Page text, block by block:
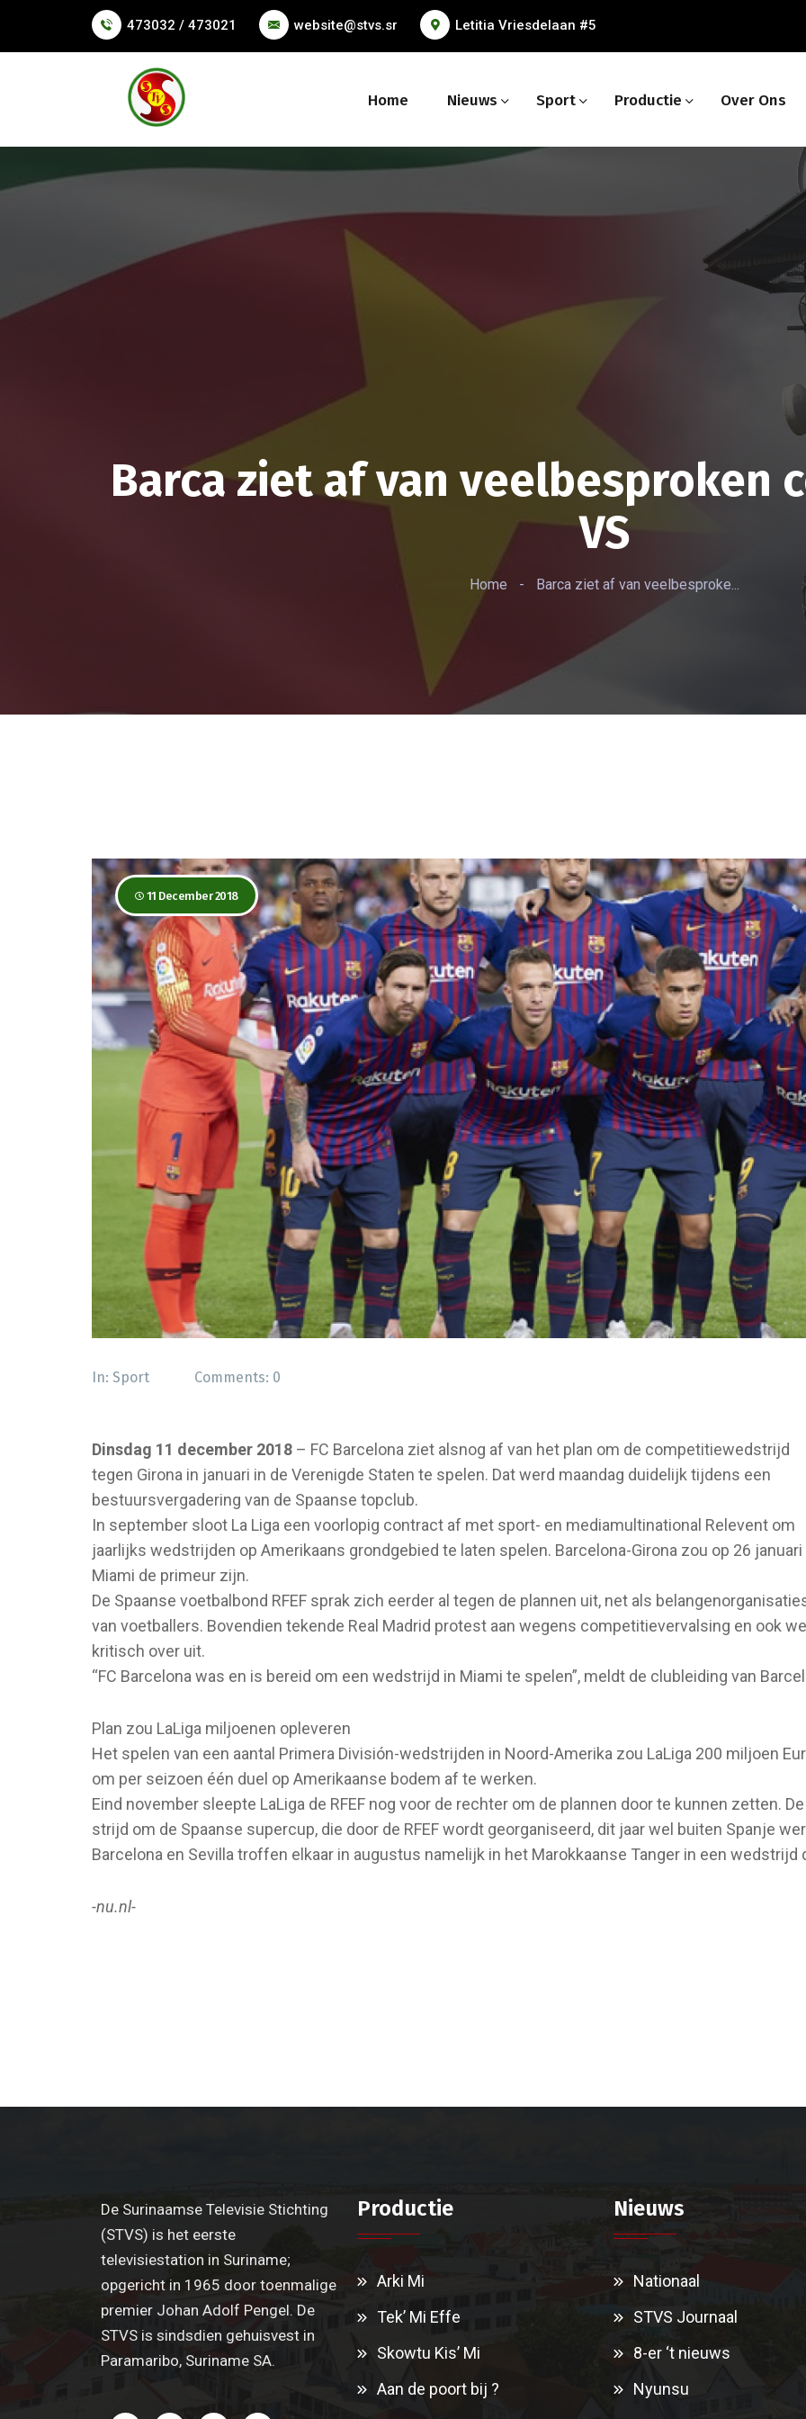
473032 / 473021 website@stvs.sr Letitia Vriesdelaan #5
Home Nieuws Sport Productie Over Ons
Barca ziet af van veelbesproken
VS
Home - Barca ziet af van veelbesproke...
11 December 2018
In: Sport Comments: 0
Dinsdag 11 december 2018 – FC Barcelona ziet alsnog af van het plan om de competitiewedstrijd
tegen Girona in januari in de Verenigde Staten te spelen. Dat werd maandag duidelijk tijdens een
bestuursvergadering van de Spaanse topclub.
In september sloot La Liga een voorlopig contract af met sport- en mediamultinational Relevent om
jaarlijks wedstrijden op Amerikaans grondgebied te laten spelen. Barcelona-Girona zou op 26 januari
Miami de primeur zijn.
De Spaanse voetbalbond RFEF sprak zich eerder al tegen de plannen uit, net als
van voetballers. Bovendien tekende Real Madrid protest aan wegens competitievervalsing en ook
kritisch over uit.
“FC Barcelona was en is bereid om een wedstrijd in Miami te spelen”, meldt de clubleiding van
Plan zou LaLiga miljoenen opleveren
Het spelen van een aantal Primera División-wedstrijden in Noord-Amerika zou LaLiga 200 miljoen
om per seizoen één duel op Amerikaanse bodem af te werken.
Eind november sleepte LaLiga de RFEF nog voor de rechter om de plannen door te kunnen zetten.
strijd om de Spaanse supercup, die door de RFEF wordt georganiseerd, dit jaar wel buiten Spanje
Barcelona en Sevilla troffen elkaar in augustus namelijk in het Marokkaanse Tanger in een wedstrijd
-nu.nl-
De Surinaamse Televisie Stichting
(STVS) is het eerste
televisiestation in Suriname;
opgericht in 1965 door toenmalige
premier Johan Adolf Pengel. De
STVS is sindsdien gehuisvest in
Paramaribo, Suriname SA.
Productie
Arki Mi
Tek’ Mi Effe
Skowtu Kis’ Mi
Aan de poort bij ?
Nieuws
Nationaal
STVS Journaal
8-er ‘t nieuws
Nyunsu